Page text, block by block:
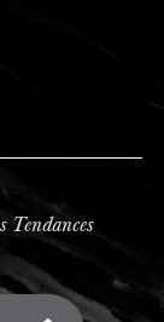
Tendances